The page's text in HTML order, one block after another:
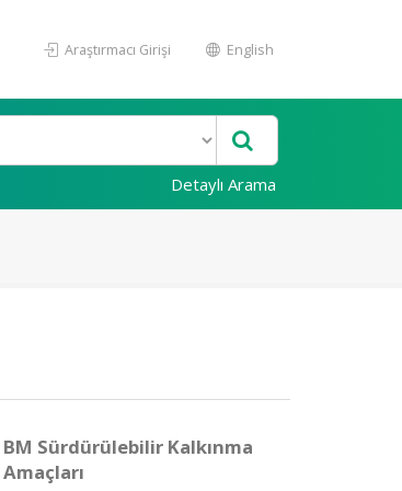
Araştırmacı Girişi English
Detaylı Arama
BM Sürdürülebilir Kalkınma
Amaçları